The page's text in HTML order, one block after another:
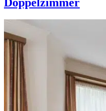
Doppelzimmer